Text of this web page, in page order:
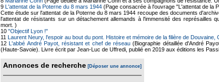
9 L'attentat de la Poterne du 8 mars 1944 (Page consacrée à l'ouvrage "L'attentat de la
Cette étude sur l'attentat de la Poterne du 8 mars 1944 recoupe des documents
l'attentat de résistants sur un détachement allemands à l'immensité des représailles
mort. )
10 "Objectif Lyon !"
11 Laurent Neury, l'espoir au bout du pont. Histoire et mémoire de la filière de Douvaine,
12L'abbé André Payot, résistant et chef de réseau (Biographie détaillée d'André
(Haute-Savoie). Livre écrit par Jean-Luc de Uffredi, publié en 2019 aux éditions les
Annonces de recherche [Déposer une annonce]